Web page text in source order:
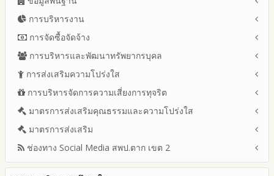
โครงสร้าง หน้าที่และอำนาจ
ข้อมูลผู้บริหาร
ข้อมูลการติดต่อและ ช่องทางการสอบถาม
นโยบายคุ้มครองข้อมูลส่วนบุคคล
ข่าวประชาสัมพันธ์
ข่าวสารพัฒนาสำนักงานเกี่ยวข้องกับแนวทางส่งเสริมความ
การบริหารงาน
แผนยุทธศาสตร์หรือแผนพัฒนาสำนักงานเขตพื้นที่การศึกษา
แผนและความก้าวหน้าในการดำเนินงานและการใช้งบประมาณ
ปีงบประมาณ 2569
ปีงบประมาณ 2568
ปีงบประมาณ 2567
ปีงบประมาณ 2566
รายงานผลการดำเนินงานประจำปี
รายงานผลปี 2568
การจัดซื้อจัดจ้าง
สรุปผลการจัดซื้อจัดจ้างหรือการจัดหาพัสดุรายเดือน ประจำ
ปีงบประมาณ พ.ศ.2569 (แบบ สขร.1)
เขตพื้นที่การศึกษา ประจำปีงบประมาณ พ.ศ. 2568
การบริหารและพัฒนาทรัพยากรบุคล
หลักเกณฑ์และแผนการบริหารและพัฒนาทรัพยากรบุคลล ประจำ
ปีงบประมาณ พ.ศ.2569
ปีงบประมาณ
ประมวลจริยธรรมและการขับเคลื่อนจริยธรรม
การส่งเสริมความโปร่งใส
แนวปฏิบัติการจัดการเรื่องร้องเรียนการทุจริตและประพฤติมิชอบ
ช่องทางแจ้งเรื่องร้องเรียนการทุจริตและประพฤติมิชอบ
ข้อมูลสถิติเรื่องร้องเรียนการทุจริตและประพฤติมิชอบ ประจำ
ปีงบประมาณ
การเปิดโอกาสให้มีส่วนร่วมในการดำเนินงานปีงบประมาณ
การบริหารจัดการความเสี่ยงการทุจริต
การขับเคลื่อนนโยบาย No Gift Policy จากการปฏิบัติหน้าที่ และ
การเสริมสร้างความรู้เกี่ยวกับหลักเกณฑ์การรับ ทรัพย์สินหรือประ
โปยชน์อื่นใดโดยธรรมจรรยาของเจ้าพนักงานของรัฐ
การประเมินความเสี่ยง ในสำนักงานเขตพื้นที่การศึกษา ประจำ
ปีงบประมาณ
มาตรการส่งเสริมคุณธรรมและความโปร่งใส
แผนปฏิบัติการป้องกันการทุจริตประจำปีงบประมาณ
2569
2568
มาตรการส่งเสริม
มาตรการเผยแพร่ข้อมูลต่อสาธารณะ
มาตรการส่งเสริมความโปร่งใสในการจัดซื้อจัดจ้าง
ช่องทาง Social Media สพป.ตาก เขต 2
Q&A / ชมเชย / เสนอแนะ